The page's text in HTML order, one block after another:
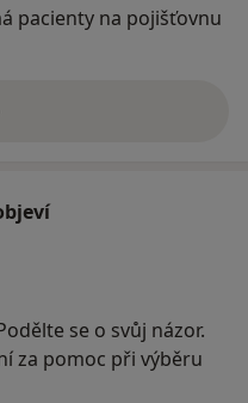
pacienty na pojišťovnu
se o svůj názor.
za pomoc při výběru